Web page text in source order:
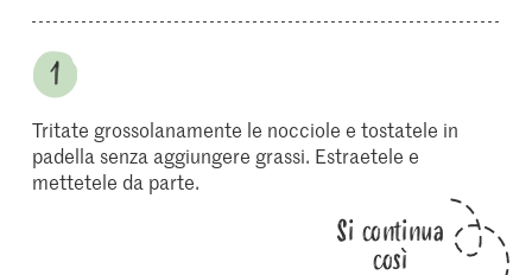
Tritate grossolanamente le nocciole e tostatele in
padella senza aggiungere grassi. Estraetele e
mettetele da parte.
Si continua
così